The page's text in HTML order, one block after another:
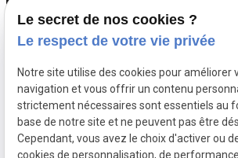
01.88.24.23.21 06.80.80.62.31
email contact@salkazanov-
Le secret de nos cookies ?
Le respect de votre vie privée
Notre site utilise des cookies pour améliorer
navigation et vous offrir un contenu
strictement nécessaires sont essentiels au
base de notre site et ne peuvent pas être
Cependant, vous avez le choix d'activer ou
cookies de personnalisation, de